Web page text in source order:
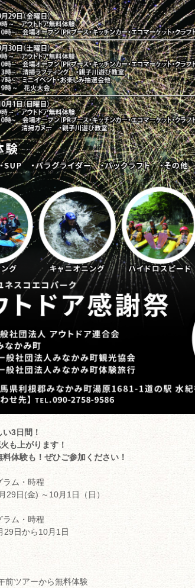
3日間！
も上がります！
体験も！ぜひご参加ください！
ラム・時程
29日(金) ～10月1日（日）
ラム・時程
29日から10月1日
前ツアーから無料体験